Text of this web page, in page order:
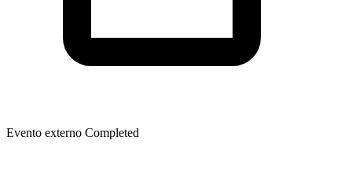
Evento externo Completed